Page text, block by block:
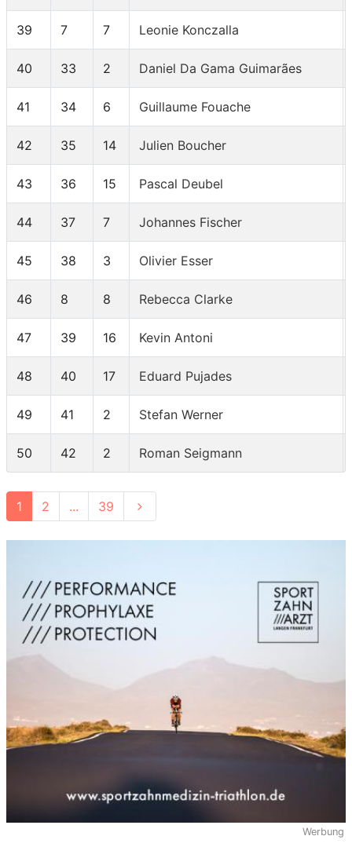
39 7 7 Leonie Konczalla
40 33 2 Daniel Da Gama Guimarães
41 34 6 Guillaume Fouache
42 35 14 Julien Boucher
43 36 15 Pascal Deubel
44 37 7 Johannes Fischer
45 38 3 Olivier Esser
46 8 8 Rebecca Clarke
47 39 16 Kevin Antoni
48 40 17 Eduard Pujades
49 41 2 Stefan Werner
50 42 2 Roman Seigmann
1 2 ... 39
Werbung